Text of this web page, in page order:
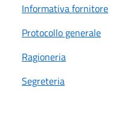
Informativa fornitore
Protocollo generale
Ragioneria
Segreteria